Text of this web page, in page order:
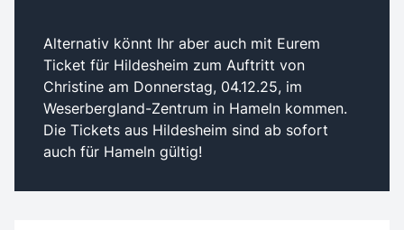
Alternativ könnt Ihr aber auch mit Eurem
Ticket für Hildesheim zum Auftritt von
Christine am Donnerstag, 04.12.25, im
Weserbergland-Zentrum in Hameln kommen.
Die Tickets aus Hildesheim sind ab sofort
auch für Hameln gültig!